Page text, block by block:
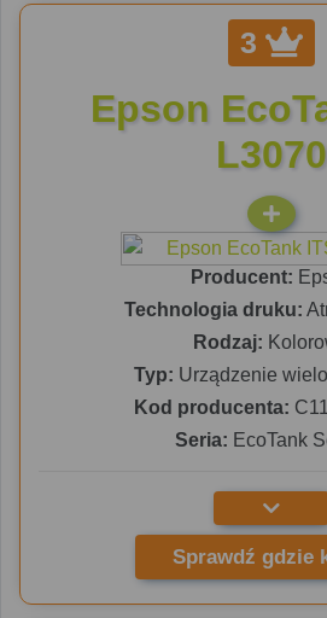
3
Epson
L3070
Producent:
Technologia druku:
Rodzaj:
Typ: Urządzenie
Kod producenta:
Seria: EcoTank
Sprawdź gdzie